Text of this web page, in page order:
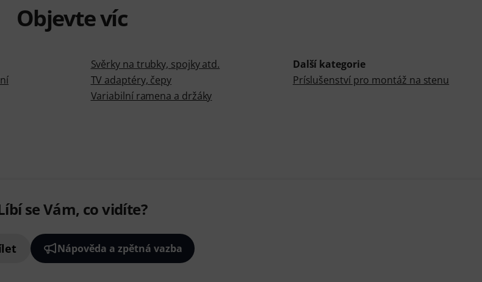
Objevte víc
Svěrky na trubky, spojky atd.
TV adaptéry, čepy
Variabilní ramena a držáky
Další kategorie
Príslušenství pro montáž na stenu
se Vám, co vidíte?
Nápověda a zpětná vazba